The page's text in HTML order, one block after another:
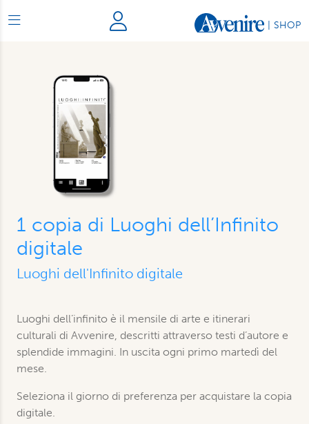
SHOP
1 copia di Luoghi dell’Infinito
digitale
Luoghi dell'Infinito digitale
Luoghi dell’infinito è il mensile di arte e itinerari
culturali di Avvenire, descritti attraverso testi d’autore e
splendide immagini. In uscita ogni primo martedì del
mese.
Seleziona il giorno di preferenza per acquistare la copia
digitale.